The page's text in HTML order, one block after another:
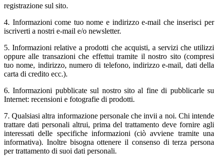
registrazione sul sito.
4. Informazioni come tuo nome e indirizzo e-mail che inserisci per
iscriverti a nostri e-mail e/o newsletter.
5. Informazioni relative a prodotti che acquisti, a servizi che utilizzi
oppure alle transazioni che effettui tramite il nostro sito (compresi
tuo nome, indirizzo, numero di telefono, indirizzo e-mail, dati della
carta di credito ecc.).
6. Informazioni pubblicate sul nostro sito al fine di pubblicarle su
Internet: recensioni e fotografie di prodotti.
7. Qualsiasi altra informazione personale che invii a noi. Chi intende
trattare dati personali altrui, prima del trattamento deve fornire agli
interessati delle specifiche informazioni (ciò avviene tramite una
informativa). Inoltre bisogna ottenere il consenso di terza persona
per trattamento di suoi dati personali.